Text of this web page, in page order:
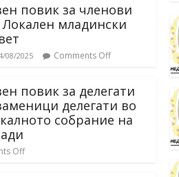
повик за членови
Локален младински
08/2025 Comments Off
повик за делегати
делегати во
собрание на
Off